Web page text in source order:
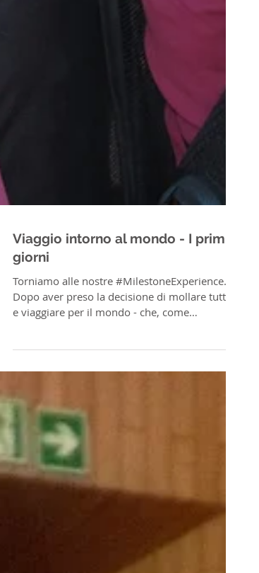
Viaggio intorno al mondo - I primi
giorni
Torniamo alle nostre #MilestoneExperience.
Dopo aver preso la decisione di mollare tutto
e viaggiare per il mondo - che, come